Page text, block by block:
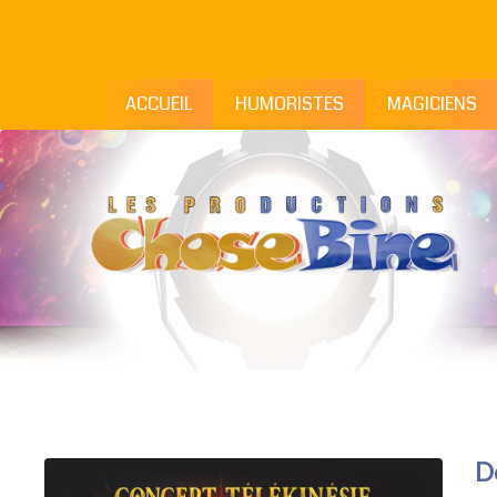
ACCUEIL HUMORISTES MAGICIENS